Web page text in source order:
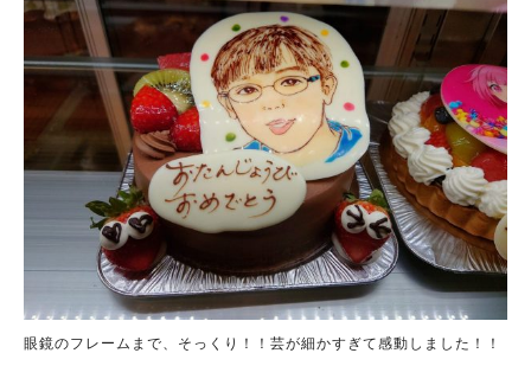
眼鏡のフレームまで、そっくり！！芸が細かすぎて感動しました！！